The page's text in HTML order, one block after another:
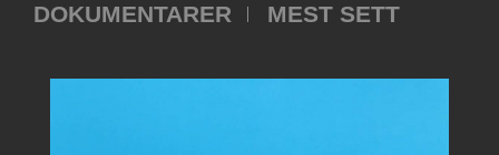
DOKUMENTARER
MEST SETT